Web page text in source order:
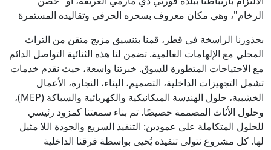
الرخام"، وهي مكان معروف بسحره الحرفي وتقاليده المستمرة
بجذورنا الراسخة في قطر، قمنا بتنسيق مزيج متقن من التراث
المحلي مع الإلهامات العالمية. تضمن لنا هذه الثنائية التواصل الدائم
مع الاحتياجات المتطورة للسوق. خبرتنا واسعة، حيث نقدم خدمات
تشمل التجهيزات الداخلية، التصميم، البناء، النجارة، الأعمال
الخشبية، حلول الهندسة الميكانيكية والكهربائية والسباكة (MEP)،
وحلول الأثاث المصممة خصيصًا. تم بناء سمعتنا كمزود رئيسي
للحلول المتكاملة على عمودين: التنفيذ السريع والجودة اللا مثيل
لها. كل مشروع نتولى تنفيذه يُحيى بواسطة فرقنا الداخلية